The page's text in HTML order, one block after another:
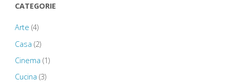
CATEGORIE
Arte (4)
Casa (2)
Cinema (1)
Cucina (3)